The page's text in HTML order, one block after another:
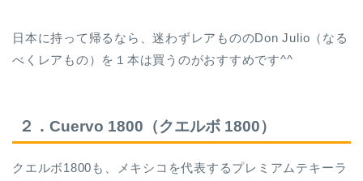
日本に持って帰るなら、迷わずレアもののDon Julio（なる
べくレアもの）を１本は買うのがおすすめです^^
２．Cuervo 1800（クエルボ 1800）
クエルボ1800も、メキシコを代表するプレミアムテキーラ